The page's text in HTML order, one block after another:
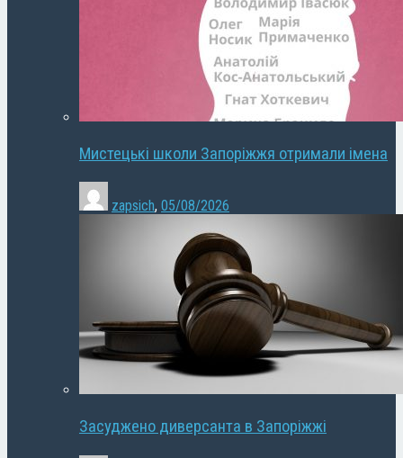
Мистецькі школи Запоріжжя отримали імена
zapsich, 05/08/2026
Засуджено диверсанта в Запоріжжі